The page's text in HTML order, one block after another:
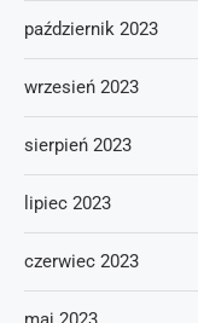
październik 2023
wrzesień 2023
sierpień 2023
lipiec 2023
czerwiec 2023